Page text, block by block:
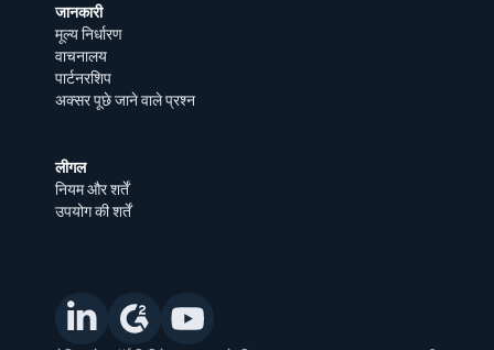
जानकारी
मूल्य निर्धारण
वाचनालय
पार्टनरशिप
अक्सर पूछे जाने वाले प्रश्न
लीगल
नियम और शर्तें
उपयोग की शर्तें